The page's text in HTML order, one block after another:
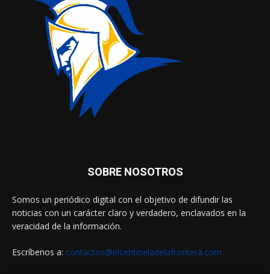
SOBRE NOSOTROS
Somos un periódico digital con el objetivo de difundir las
noticias con un carácter claro y verdadero, enclavados en la
veracidad de la información.
Escríbenos a: contactos@elcentineladelafrontera.com